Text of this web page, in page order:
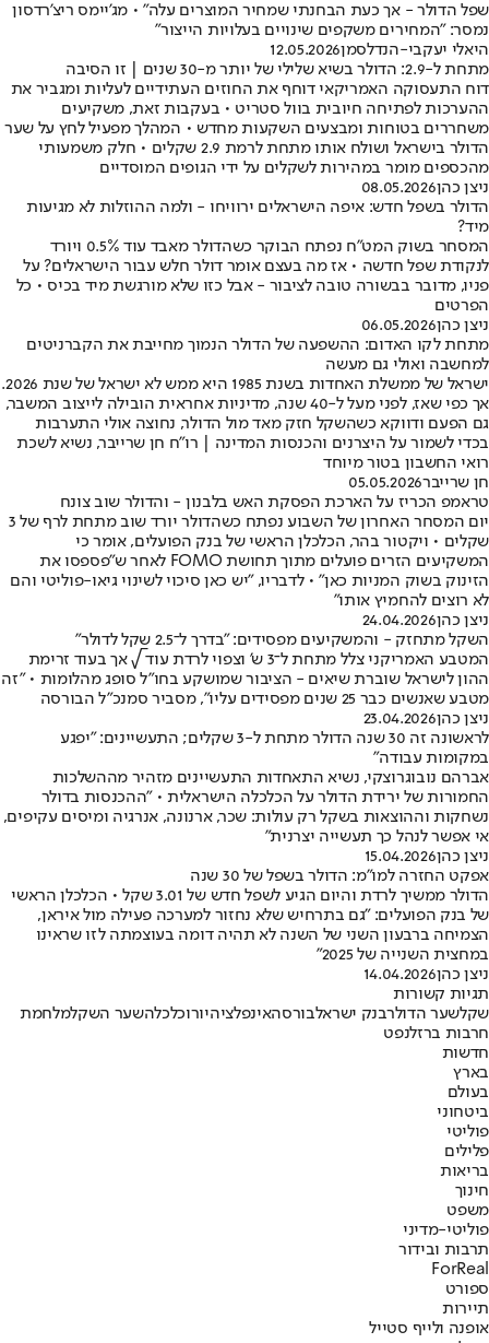
שפל הדולר - אך כעת הבחנתי שמחיר המוצרים עלה" • מג'יימס ריצ'רדסון
נמסר: "המחירים משקפים שינויים בעלויות הייצור"
היאלי יעקבי-הנדלסמן12.05.2026
מתחת ל-2.9: הדולר בשיא שלילי של יותר מ-30 שנים | זו הסיבה
דוח התעסוקה האמריקאי דוחף את החוזים העתידיים לעליות ומגביר את
ההערכות לפתיחה חיובית בוול סטריט • בעקבות זאת, משקיעים
משחררים בטוחות ומבצעים השקעות מחדש • המהלך מפעיל לחץ על שער
הדולר בישראל ושולח אותו מתחת לרמת 2.9 שקלים • חלק משמעותי
מהכספים מומר במהירות לשקלים על ידי הגופים המוסדיים
ניצן כהן08.05.2026
הדולר בשפל חדש: איפה הישראלים ירוויחו - ולמה ההוזלות לא מגיעות
מיד?
המסחר בשוק המט״ח נפתח הבוקר כשהדולר מאבד עוד 0.5% ויורד
לנקודת שפל חדשה • אז מה בעצם אומר דולר חלש עבור הישראלים? על
פניו, מדובר בבשורה טובה לציבור - אבל כזו שלא מורגשת מיד בכיס • כל
הפרטים
ניצן כהן06.05.2026
מתחת לקו האדום: ההשפעה של הדולר הנמוך מחייבת את הקברניטים
למחשבה ואולי גם מעשה
ישראל של ממשלת האחדות בשנת 1985 היא ממש לא ישראל של שנת 2026.
אך כפי שאז, לפני מעל ל-40 שנה, מדיניות אחראית הובילה לייצוב המשבר,
גם הפעם ודווקא כשהשקל חזק מאד מול הדולר, נחוצה אולי התערבות
בכדי לשמור על היצרנים והכנסות המדינה | רו"ח חן שרייבר, נשיא לשכת
רואי החשבון בטור מיוחד
חן שרייבר05.05.2026
טראמפ הכריז על הארכת הפסקת האש בלבנון - והדולר שוב צונח
יום המסחר האחרון של השבוע נפתח כשהדולר יורד שוב מתחת לרף של 3
שקלים • ויקטור בהר, הכלכלן הראשי של בנק הפועלים, אומר כי
המשקיעים הזרים פועלים מתוך תחושת FOMO לאחר ש"פספסו את
הזינוק בשוק המניות כאן" • לדבריו, "יש כאן סיכוי לשינוי גיאו-פוליטי והם
לא רוצים להחמיץ אותו"
ניצן כהן24.04.2026
השקל מתחזק - והמשקיעים מפסידים: "בדרך ל־2.5 שקל לדולר"
המטבע האמריקני צלל מתחת ל־3 ש' וצפוי לרדת עוד √ אך בעוד זרימת
ההון לישראל שוברת שיאים - הציבור שמושקע בחו"ל סופג מהלומות • "זה
מטבע שאנשים כבר 25 שנים מפסידים עליו", מסביר סמנכ"ל הבורסה
ניצן כהן23.04.2026
לראשונה זה 30 שנה הדולר מתחת ל-3 שקלים; התעשיינים: "יפגע
במקומות עבודה"
אברהם נובוגרוצקי, נשיא התאחדות התעשיינים מזהיר מההשלכות
החמורות של ירידת הדולר על הכלכלה הישראלית • "ההכנסות בדולר
נשחקות וההוצאות בשקל רק עולות: שכר, ארנונה, אנרגיה ומיסים עקיפים,
אי אפשר לנהל כך תעשייה יצרנית"
ניצן כהן15.04.2026
אפקט החזרה למו״מ: הדולר בשפל של 30 שנה
הדולר ממשיך לרדת והיום הגיע לשפל חדש של 3.01 שקל • הכלכלן הראשי
של בנק הפועלים: "גם בתרחיש שלא נחזור למערכה פעילה מול איראן,
הצמיחה ברבעון השני של השנה לא תהיה דומה בעוצמתה לזו שראינו
במחצית השנייה של 2025"
ניצן כהן14.04.2026
תגיות קשורות
שקלשער הדולרבנק ישראלבורסהאינפלציהיורוכלכלהשער השקלמלחמת
חרבות ברזלנפט
חדשות
בארץ
בעולם
ביטחוני
פוליטי
פלילים
בריאות
חינוך
משפט
פוליטי-מדיני
תרבות ובידור
ForReal
ספורט
תיירות
אופנה ולייף סטייל